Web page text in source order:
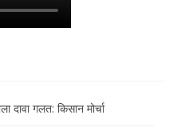
दावा गलत: किसान मोर्चा